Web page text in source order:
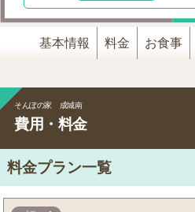
基本情報 料金 お食事
そんぽの家 成城南
費用・料金
料金プラン一覧